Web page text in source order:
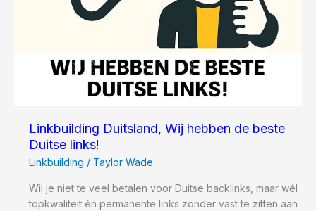
Linkbuilding Duitsland, Wij hebben de beste
Duitse links!
Linkbuilding / Taylor Wade
Wil je niet te veel betalen voor Duitse backlinks, maar wél
topkwaliteit én permanente links zonder vast te zitten aan